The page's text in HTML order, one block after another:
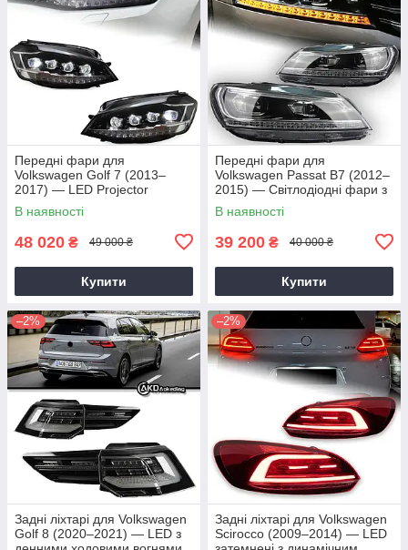
Передні фари для
Volkswagen Golf 7 (2013–
2017) — LED Projector
В наявності
48 020 ₴ 49 000 ₴
Купити
Передні фари для
Volkswagen Passat B7 (2012–
2015) — Світлодіодні фари з
лінзами та «Ангельськими
очима»
В наявності
39 200 ₴ 40 000 ₴
Купити
–2%
Задні ліхтарі для Volkswagen
Golf 8 (2020–2021) — LED з
–2%
Задні ліхтарі для Volkswagen
Scirocco (2009–2014) — LED